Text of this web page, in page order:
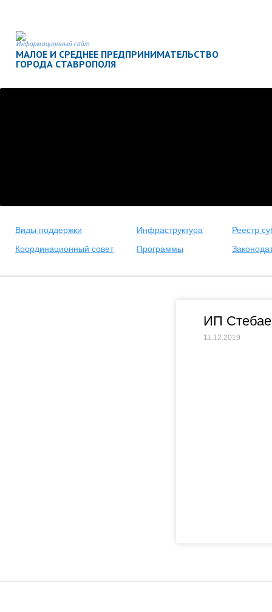
Информационный сайт
МАЛОЕ И СРЕДНЕЕ ПРЕДПРИНИМАТЕЛЬСТВО
ГОРОДА СТАВРОПОЛЯ
Виды поддержки Инфраструктура
Реестр
Координационный совет
Программы
ИП
11.12.2019